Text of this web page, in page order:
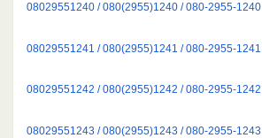
08029551240 / 080(2955)1240 / 080-2955-1240
08029551241 / 080(2955)1241 / 080-2955-1241
08029551242 / 080(2955)1242 / 080-2955-1242
08029551243 / 080(2955)1243 / 080-2955-1243